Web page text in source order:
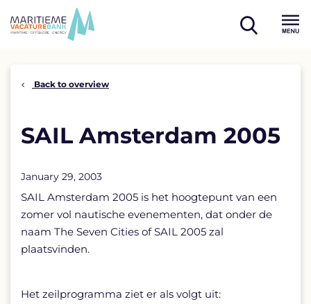
open
Back to overview
SAIL Amsterdam 2005
January 29, 2003
SAIL Amsterdam 2005 is het hoogtepunt van een
zomer vol nautische evenementen, dat onder de
naam The Seven Cities of SAIL 2005 zal
plaatsvinden.
Het zeilprogramma ziet er als volgt uit: